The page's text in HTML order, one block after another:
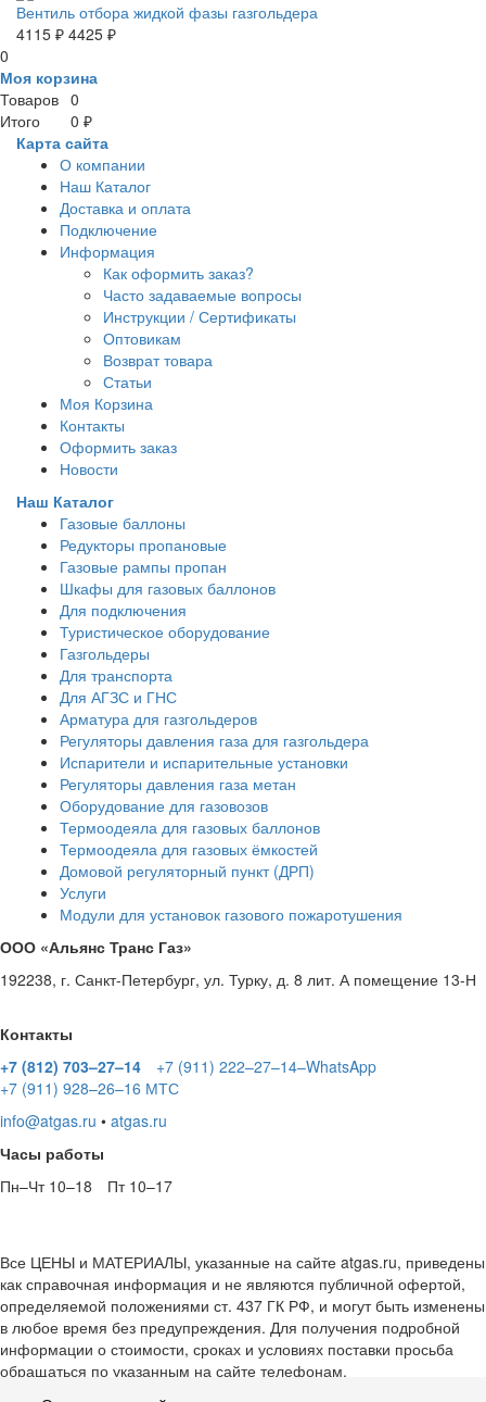
Вентиль отбора жидкой фазы газгольдера
4115 ₽ 4425 ₽
0
Моя корзина
Товаров 0
Итого
0 ₽
Карта сайта
О компании
Наш Каталог
Доставка и оплата
Подключение
Информация
Как оформить заказ?
Часто задаваемые вопросы
Инструкции / Сертификаты
Оптовикам
Возврат товара
Статьи
Моя Корзина
Контакты
Оформить заказ
Новости
Наш Каталог
Газовые баллоны
Редукторы пропановые
Газовые рампы пропан
Шкафы для газовых баллонов
Для подключения
Туристическое оборудование
Газгольдеры
Для транспорта
Для АГЗС и ГНС
Арматура для газгольдеров
Регуляторы давления газа для газгольдера
Испарители и испарительные установки
Регуляторы давления газа метан
Оборудование для газовозов
Термоодеяла для газовых баллонов
Термоодеяла для газовых ёмкостей
Домовой регуляторный пункт (ДРП)
Услуги
Модули для установок газового пожаротушения
ООО «Альянс Транс Газ»
192238, г. Санкт-Петербург, ул. Турку, д. 8 лит. А помещение 13-Н
Контакты
+7 (812) 703–27–14
+7 (911) 222–27–14–WhatsApp
+7 (911) 928–26–16 МТС
info@atgas.ru • atgas.ru
Часы работы
Пн–Чт 10–18
Пт 10–17
Все ЦЕНЫ и МАТЕРИАЛЫ, указанные на сайте atgas.ru, приведены
как справочная информация и не являются публичной офертой,
определяемой положениями ст. 437 ГК РФ, и могут быть изменены
в любое время без предупреждения. Для получения подробной
информации о стоимости, сроках и условиях поставки просьба
обращаться по указанным на сайте телефонам.